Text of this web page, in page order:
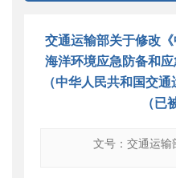
交通运输部关于修改
海洋环境应急防备和
（中华人民共和国交
（已
文号：交通运
交通运输